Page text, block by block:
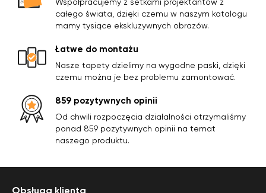
całego świata, dzięki czemu w naszym katalogu
mamy tysiące ekskluzywnych obrazów.
Łatwe do montażu
Nasze tapety dzielimy na wygodne paski, dzięki
czemu można je bez problemu zamontować.
859 pozytywnych opinii
Od chwili rozpoczęcia działalności otrzymaliśmy
ponad 859 pozytywnych opinii na temat
naszego produktu.
Obsługa klienta